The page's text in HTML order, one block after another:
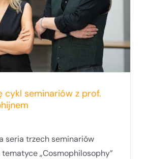
cykl seminariów z prof.
seria trzech seminariów
„Cosmophilosophy”